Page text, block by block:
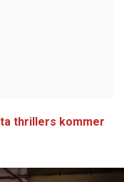
thrillers kommer